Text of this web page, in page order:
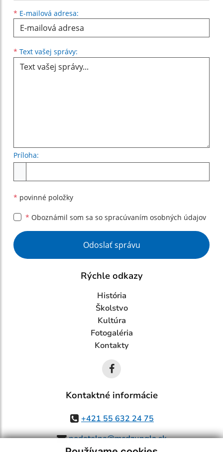
* E-mailová adresa:
* Text vašej správy:
Príloha:
* povinné položky
* Oboznámil som sa so spracúvaním osobných údajov
Google reCaptcha Response
Odoslať správu
Rýchle odkazy
História
Školstvo
Kultúra
Fotogaléria
Kontakty
Kontaktné informácie
+421 55 632 24 75
podatelna@mcdzungla.sk